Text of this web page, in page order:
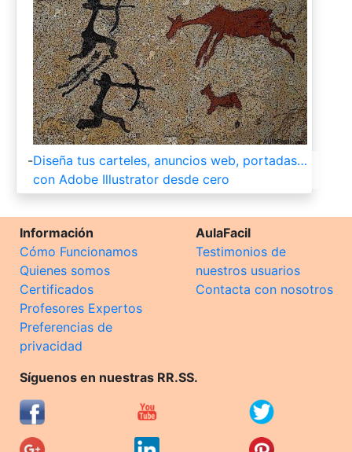
-Diseña tus carteles, anuncios web, portadas…
con Adobe Illustrator desde cero
Información
Cómo Funcionamos
Quienes somos
Certificados
Profesores Expertos
Preferencias de
privacidad
AulaFacil
Testimonios de
nuestros usuarios
Contacta con nosotros
Síguenos en nuestras RR.SS.